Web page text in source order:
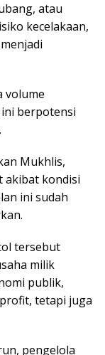
atau
kecelakaan,
volume
berpotensi
Mukhlis,
akibat kondisi
ini sudah
tersebut
milik
publik,
tetapi juga
pengelola